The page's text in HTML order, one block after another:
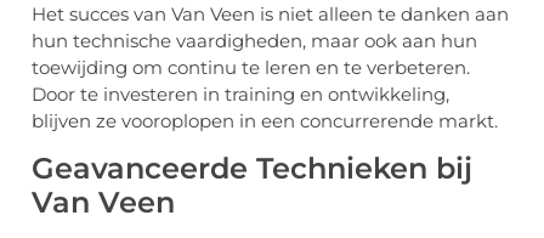
Het succes van Van Veen is niet alleen te danken aan
hun technische vaardigheden, maar ook aan hun
toewijding om continu te leren en te verbeteren.
Door te investeren in training en ontwikkeling,
blijven ze vooroplopen in een concurrerende markt.
Geavanceerde Technieken bij
Van Veen